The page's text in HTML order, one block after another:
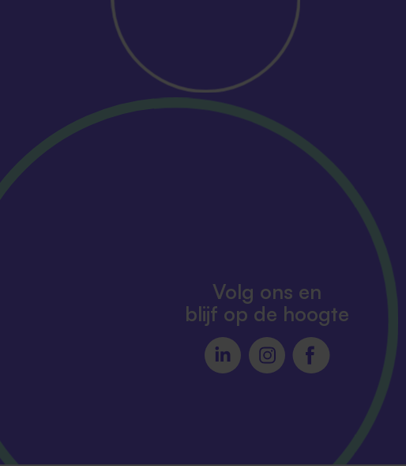
Volg ons en
blijf op de hoogte